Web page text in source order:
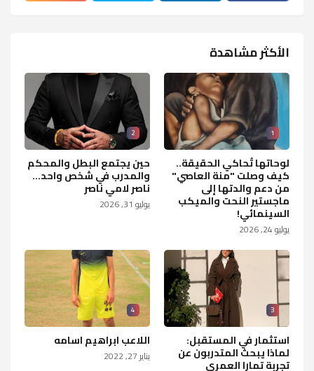
الأكثر مشاهدة
1
لوحاتها تُحاكي الحقيقة..
كيف وصلت "منة العاصي"
من دعم والدتها إلى
ماجستير النحت والميكب
السينمائي!
يوليو 24, 2026
2
حين يجتمع البطل والمحكم
والمدرب في شخص واحد...
ناصر لامي ناصر
يوليو 31, 2026
3
استثمار في المستقبل:
لماذا يبحث المتدربون عن
تجربة تمارا العمري
4
اللاعب ابراهيم اسامه
يناير 27, 2022